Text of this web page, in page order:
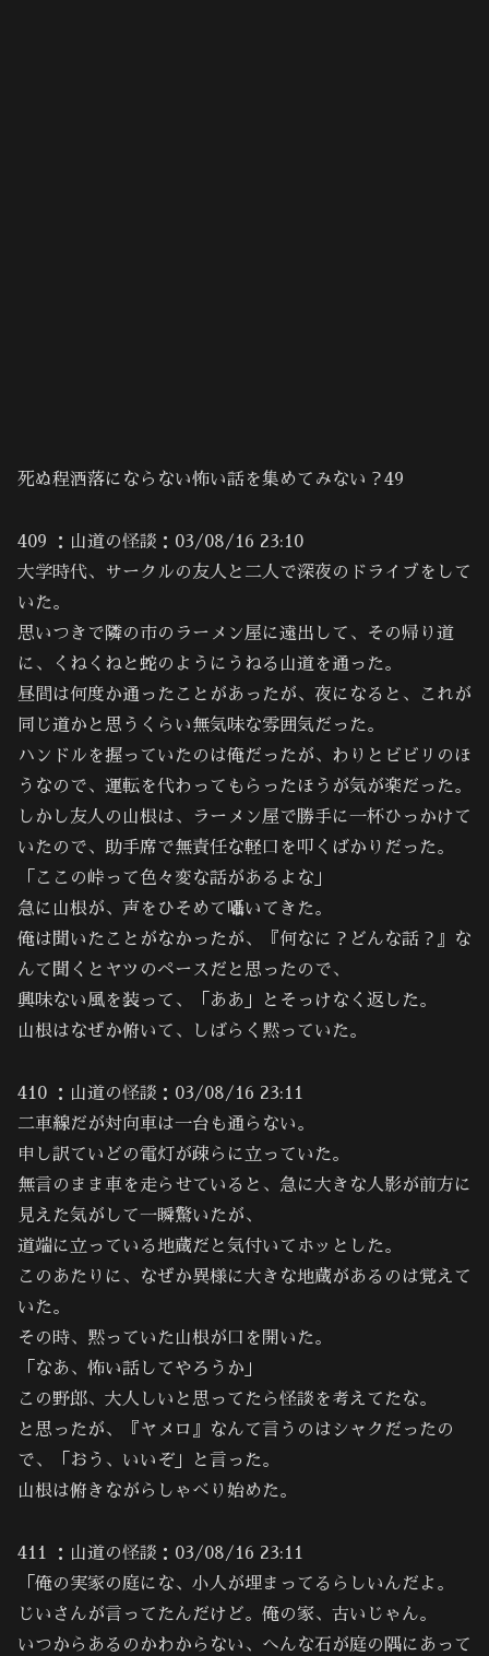
死ぬ程洒落にならない怖い話を集めてみない？49
409 ：山道の怪談：03/08/16 23:10
大学時代、サークルの友人と二人で深夜のドライブをして
いた。
思いつきで隣の市のラーメン屋に遠出して、その帰り道
に、くねくねと蛇のようにうねる山道を通った。
昼間は何度か通ったことがあったが、夜になると、これが
同じ道かと思うくらい無気味な雰囲気だった。
ハンドルを握っていたのは俺だったが、わりとビビリのほ
うなので、運転を代わってもらったほうが気が楽だった。
しかし友人の山根は、ラーメン屋で勝手に一杯ひっかけて
いたので、助手席で無責任な軽口を叩くばかりだった。
「ここの峠って色々変な話があるよな」
急に山根が、声をひそめて囁いてきた。
俺は聞いたことがなかったが、『何なに？どんな話？』な
んて聞くとヤツのペースだと思ったので、
興味ない風を装って、「ああ」とそっけなく返した。
山根はなぜか俯いて、しばらく黙っていた。
410 ：山道の怪談：03/08/16 23:11
二車線だが対向車は一台も通らない。
申し訳ていどの電灯が疎らに立っていた。
無言のまま車を走らせていると、急に大きな人影が前方に
見えた気がして一瞬驚いたが、
道端に立っている地蔵だと気付いてホッとした。
このあたりに、なぜか異様に大きな地蔵があるのは覚えて
いた。
その時、黙っていた山根が口を開いた。
「なあ、怖い話してやろうか」
この野郎、大人しいと思ってたら怪談を考えてたな。
と思ったが、『ヤメロ』なんて言うのはシャクだったの
で、「おう、いいぞ」と言った。
山根は俯きながらしゃべり始めた。
411 ：山道の怪談：03/08/16 23:11
「俺の実家の庭にな、小人が埋まってるらしいんだよ。
じいさんが言ってたんだけど。俺の家、古いじゃん。
いつからあるのかわからない、へんな石が庭の隅にあって